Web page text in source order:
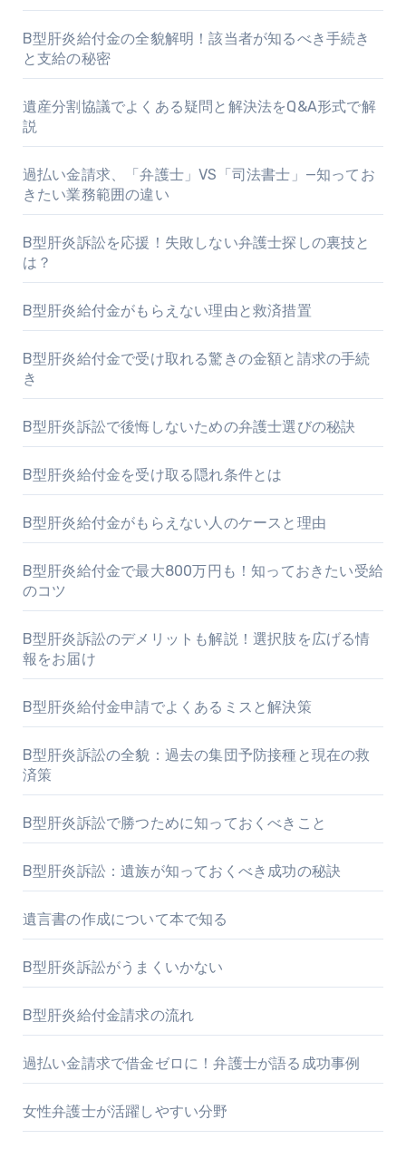
B型肝炎給付金の全貌解明！該当者が知るべき手続き
と支給の秘密
遺産分割協議でよくある疑問と解決法をQ&A形式で解
説
過払い金請求、「弁護士」VS「司法書士」—知ってお
きたい業務範囲の違い
B型肝炎訴訟を応援！失敗しない弁護士探しの裏技と
は？
B型肝炎給付金がもらえない理由と救済措置
B型肝炎給付金で受け取れる驚きの金額と請求の手続
き
B型肝炎訴訟で後悔しないための弁護士選びの秘訣
B型肝炎給付金を受け取る隠れ条件とは
B型肝炎給付金がもらえない人のケースと理由
B型肝炎給付金で最大800万円も！知っておきたい受給
のコツ
B型肝炎訴訟のデメリットも解説！選択肢を広げる情
報をお届け
B型肝炎給付金申請でよくあるミスと解決策
B型肝炎訴訟の全貌：過去の集団予防接種と現在の救
済策
B型肝炎訴訟で勝つために知っておくべきこと
B型肝炎訴訟：遺族が知っておくべき成功の秘訣
遺言書の作成について本で知る
B型肝炎訴訟がうまくいかない
B型肝炎給付金請求の流れ
過払い金請求で借金ゼロに！弁護士が語る成功事例
女性弁護士が活躍しやすい分野